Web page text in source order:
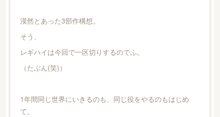
漠然とあった3部作構想。
そう、
レギハイは今回で一区切りするのでふ。
（たぶん(笑)）
1年間同じ世界にいきるのも、同じ役をやるのもはじめ
て。